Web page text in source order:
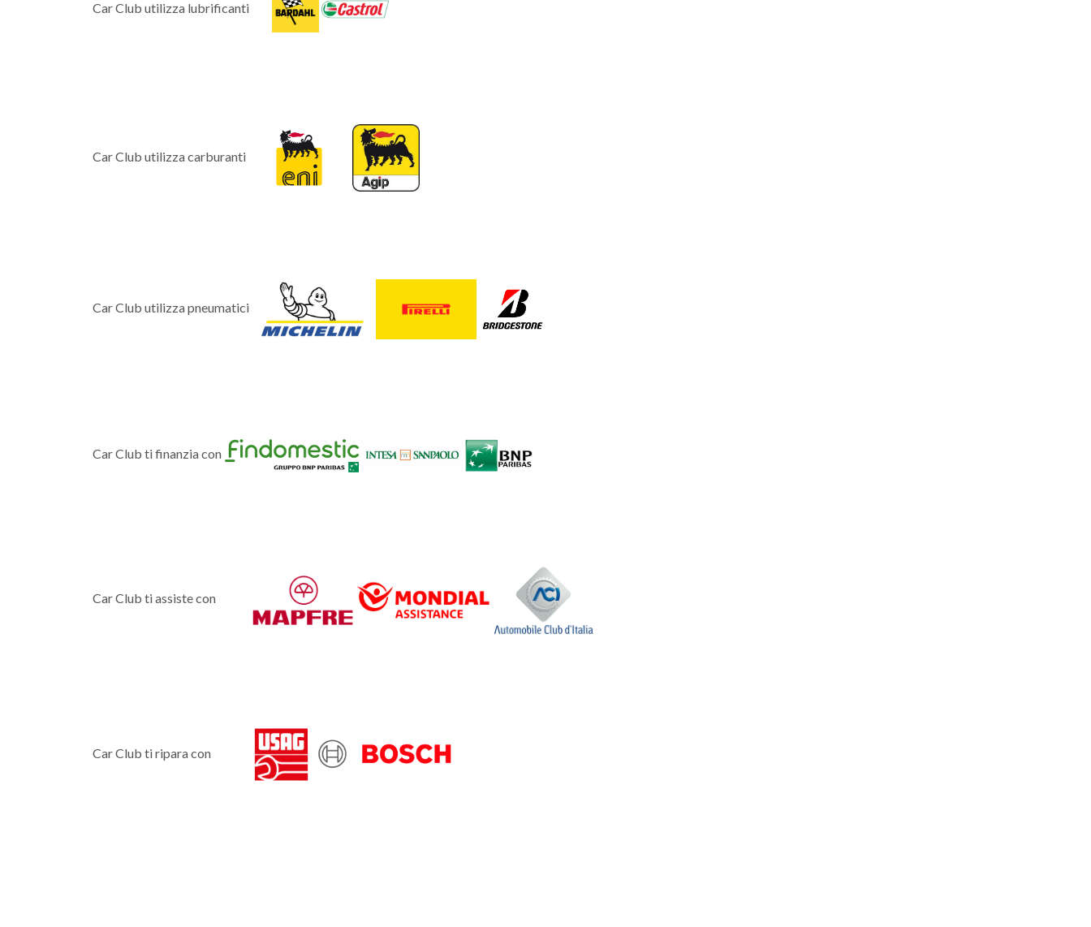
Car Club utilizza lubrificanti
Car Club utilizza carburanti
Car Club utilizza pneumatici
Car Club ti finanzia con
Car Club ti assiste con
Car Club ti ripara con